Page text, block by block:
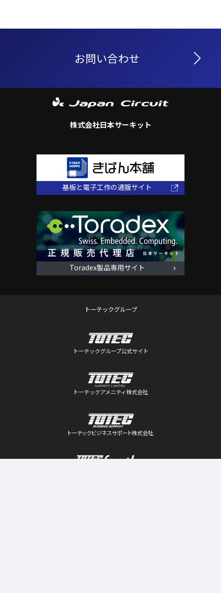
お問い合わせ
株式会社日本サーキット
基板と電子工作の通販サイト
Toradex製品専用サイト
トーテックグループ
トーテックグループ公式サイト
トーテックアメニティ株式会社
トーテックビジネスサポート株式会社